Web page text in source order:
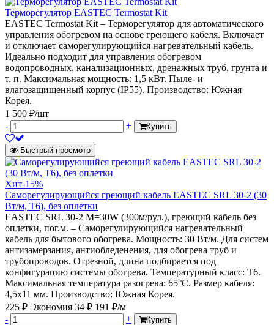
Терморегулятор EASTEC Termostat Kit
EASTEC Termostat Kit – Терморегулятор для автоматического
управления обогревом на основе греющего кабеля. Включает
и отключает саморегулирующийся нагревательный кабель.
Идеально подходит для управления обогревом
водопроводных, канализационных, дренажных труб, грунта и
т. п. Максимальная мощность: 1,5 кВт. Пыле- и
влагозащищенный корпус (IP55). Производство: Южная
Корея.
1 500 ₽/шт
-
+ Купить
Быстрый просмотр
Хит-15%
Саморегулирующийся греющий кабель EASTEC SRL 30-2 (30
Вт/м, Т6), без оплетки
EASTEC SRL 30-2 M=30W (300м/рул.), греющий кабель без
оплетки, пог.м. – Саморегулирующийся нагревательный
кабель для бытового обогрева. Мощность: 30 Вт/м. Для систем
антизамерзания, антиобледенения, для обогрева труб и
трубопроводов. Отрезной, длина подбирается под
конфигурацию системы обогрева. Температурный класс: Т6.
Максимальная температура разогрева: 65°С. Размер кабеля:
4,5х11 мм. Производство: Южная Корея.
225 ₽ Экономия 34 ₽ 191 ₽/м
-
+ Купить